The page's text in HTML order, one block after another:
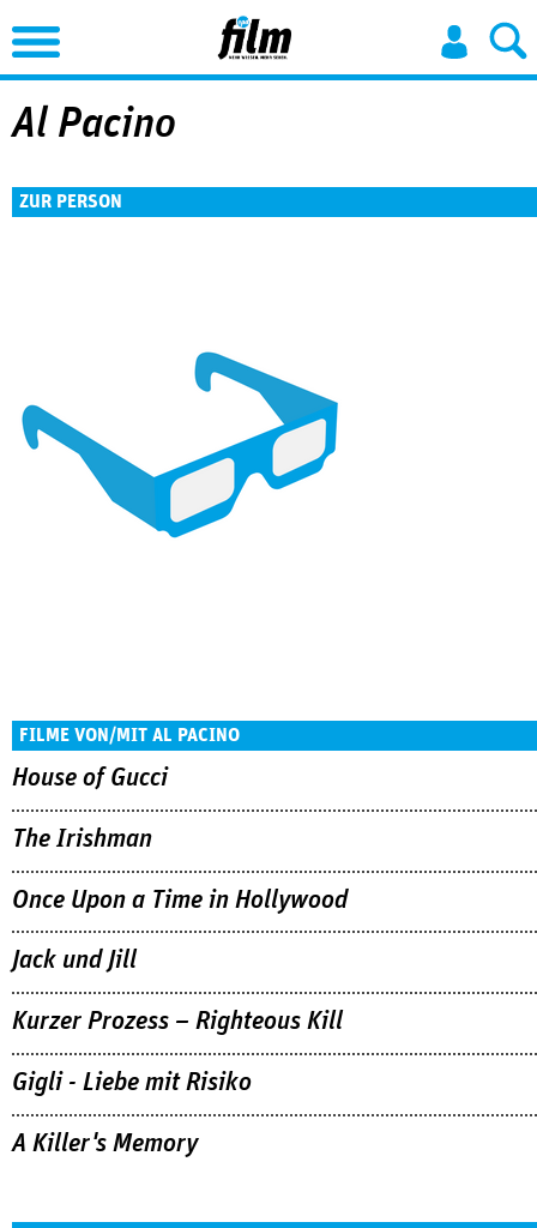
Jump to Navigation
Al Pacino
ZUR PERSON
FILME VON/MIT AL PACINO
House of Gucci
The Irishman
Once Upon a Time in Hollywood
Jack und Jill
Kurzer Prozess – Righteous Kill
Gigli - Liebe mit Risiko
A Killer's Memory